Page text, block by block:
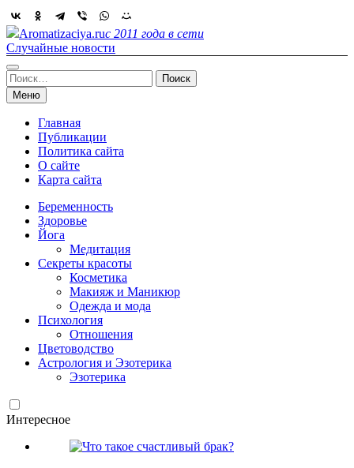
Skip
to
content
Aromatizaciya.ruс 2011 года в сети
Случайные новости
Найти:
Меню
Главная
Публикации
Политика сайта
О сайте
Карта сайта
Беременность
Здоровье
Йога
Медитация
Секреты красоты
Косметика
Макияж и Маникюр
Одежда и мода
Психология
Отношения
Цветоводство
Астрология и Эзотерика
Эзотерика
Интересное